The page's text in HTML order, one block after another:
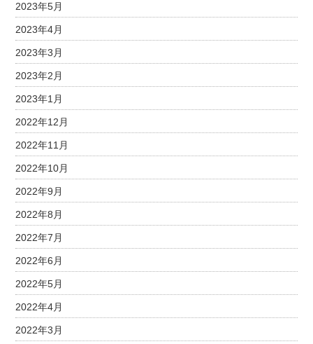
2023年5月
2023年4月
2023年3月
2023年2月
2023年1月
2022年12月
2022年11月
2022年10月
2022年9月
2022年8月
2022年7月
2022年6月
2022年5月
2022年4月
2022年3月